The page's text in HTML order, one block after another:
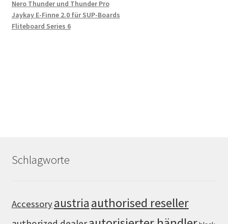
Nero Thunder und Thunder Pro
Jaykay E-Finne 2.0 für SUP-Boards
Fliteboard Series 6
Schlagworte
Accessoryaustria authorised reseller